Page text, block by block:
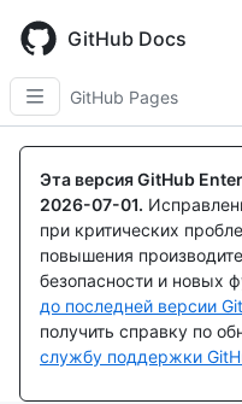
main
content
GitHub Docs
GitHub Pages
Эта версия GitHub
2026-07-01.
при критических
повышения
безопасности и новых
до последней версии
получить справку по
службу поддержки